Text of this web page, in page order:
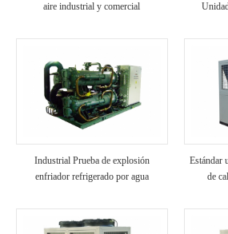
aire industrial y comercial
Industrial Prueba de explosión
enfriador refrigerado por agua
Estándar
de